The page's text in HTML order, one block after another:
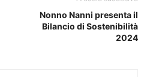
Nonno Nanni presenta il
Bilancio di Sostenibilità
2024